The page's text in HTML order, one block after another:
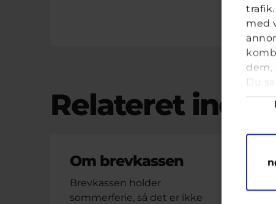
med
dem,
Du
Relateret
Om brevkassen
Brevkassen holder
sommerferie, så det er ikke